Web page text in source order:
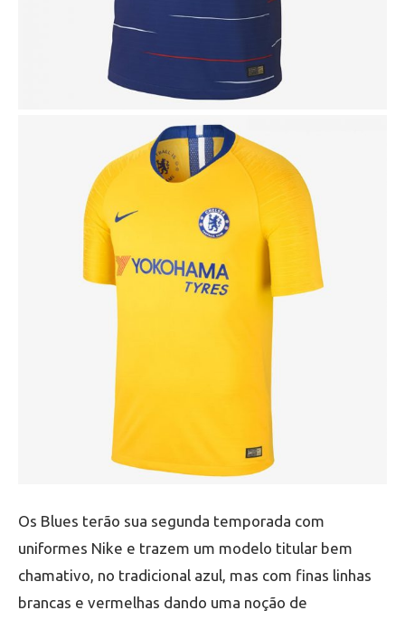
Os Blues terão sua segunda temporada com
uniformes Nike e trazem um modelo titular bem
chamativo, no tradicional azul, mas com finas linhas
brancas e vermelhas dando uma noção de